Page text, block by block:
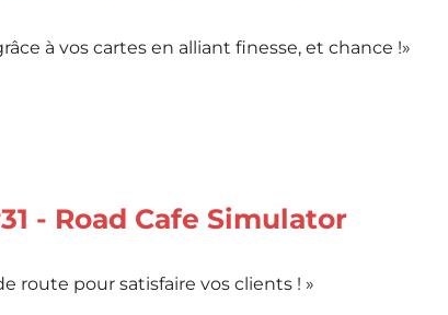
à vos cartes en alliant finesse, et chance !»
- Road Cafe Simulator
route pour satisfaire vos clients ! »